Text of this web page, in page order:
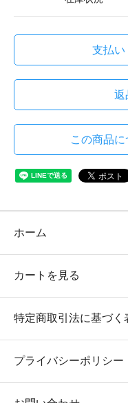
支払い
返
この商品
ホーム
カートを見る
特定商取引法に基づく
プライバシーポリシー